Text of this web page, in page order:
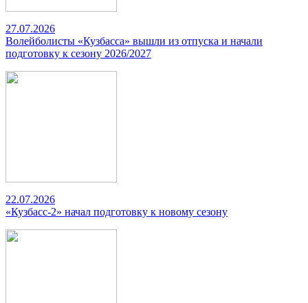
27.07.2026
Волейболисты «Кузбасса» вышли из отпуска и начали
подготовку к сезону 2026/2027
22.07.2026
«Кузбасс-2» начал подготовку к новому сезону